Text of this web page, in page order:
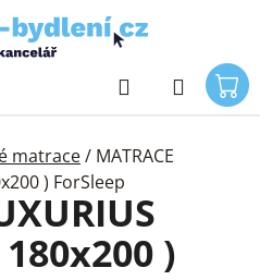
Hledat
matrace/ MATRACE
) ForSleep
)